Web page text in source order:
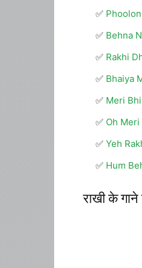
Behna
Rakhi
Bhaiya
Meri
Oh
Yeh
Hum
राखी के